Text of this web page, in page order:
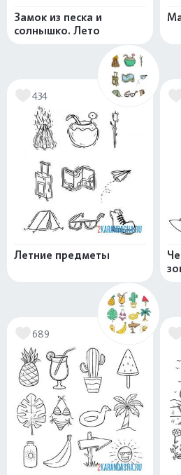
Замок из песка и
солнышко. Лето
434
Летние предметы
689